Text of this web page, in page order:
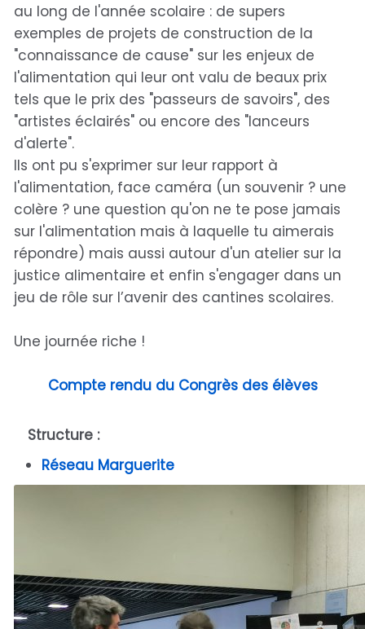
au long de l'année scolaire : de supers
exemples de projets de construction de la
"connaissance de cause" sur les enjeux de
l'alimentation qui leur ont valu de beaux prix
tels que le prix des "passeurs de savoirs", des
"artistes éclairés" ou encore des "lanceurs
d'alerte".
Ils ont pu s'exprimer sur leur rapport à
l'alimentation, face caméra (un souvenir ? une
colère ? une question qu'on ne te pose jamais
sur l'alimentation mais à laquelle tu aimerais
répondre) mais aussi autour d'un atelier sur la
justice alimentaire et enfin s'engager dans un
jeu de rôle sur l’avenir des cantines scolaires.
Une journée riche !
Compte rendu du Congrès des élèves
Structure :
Réseau Marguerite